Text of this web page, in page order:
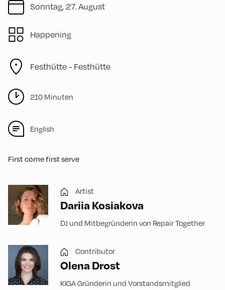
Sonntag, 27. August
Happening
Festhütte - Festhütte
210 Minuten
English
First come first serve
Artist
Dariia Kosiakova
DJ und Mitbegründerin von Repair Together
Contributor
Olena Drost
KIGA Gründerin und Vorstandsmitglied